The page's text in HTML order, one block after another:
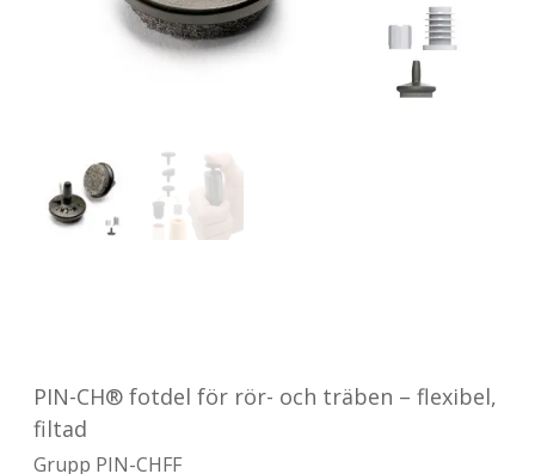
PIN-CH® fotdel för rör- och träben – flexibel,
filtad
Grupp PIN-CHFF